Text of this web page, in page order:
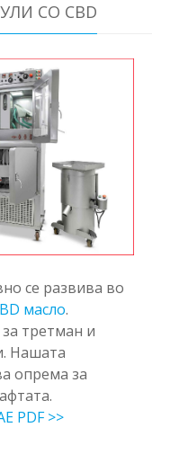
СО CBD
се развива во
масло.
за третман и
Нашата
опрема за
PDF >>